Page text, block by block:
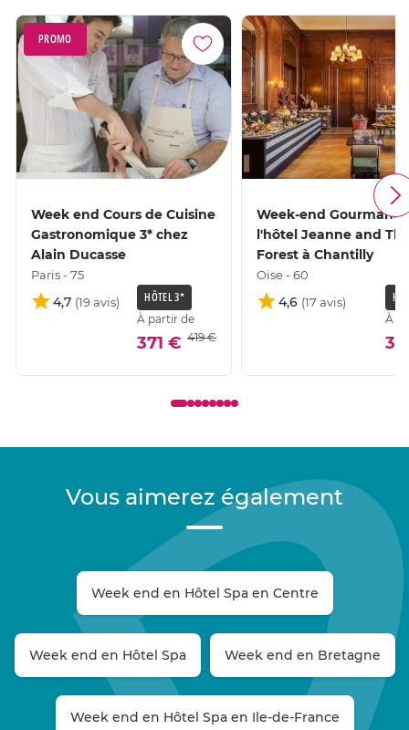
PROMO
Week end Cours de Cuisine
Gastronomique 3* chez
Alain Ducasse
Paris - 75
4,7 HÔTEL 3*
À partir de
371 € 419 €
Week-end Gourmand
l'hôtel Jeanne and
Forest à Chantilly
Oise - 60
4,6
À
Vous aimerez également
Week end en Hôtel Spa en Centre
Week end en Hôtel Spa Week end en Bretagne
Week end en Hôtel Spa en Ile-de-France